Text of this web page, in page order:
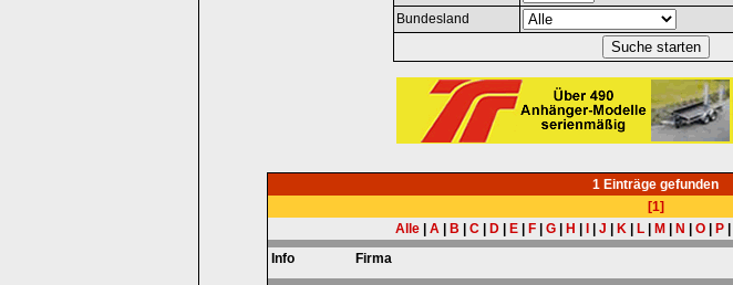
Bundesland
1 Einträge gefunden
[1]
Alle| A| B C| D| E| F| G| H J K| L| M N O| P|
Info
Firma